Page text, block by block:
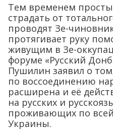
Тем временем
страдать от
проводят Зе-
протягивает руку
живущим в Зе-
форуме «Русский
Пушилин заявил о
по воссоединению
расширена и её
на русских и
проживающих по
Украины.